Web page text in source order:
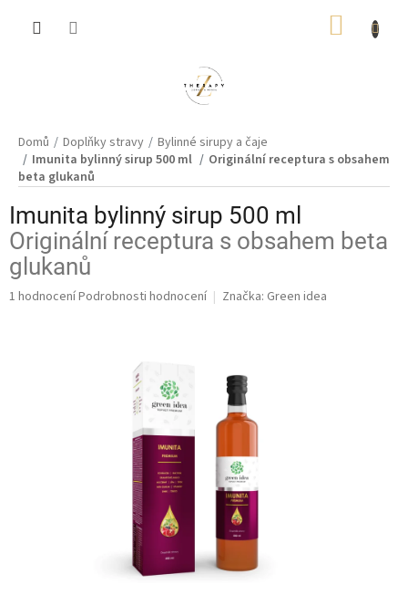
Domů Doplňky stravy
Bylinné sirupy a čaje
Imunita bylinný sirup 500 ml
Originální receptura s obsahem
beta glukanů
Imunita bylinný sirup 500 ml
Originální receptura s obsahem beta
glukanů
Průměrné
1 hodnoceníPodrobnosti hodnocení Značka: Green idea